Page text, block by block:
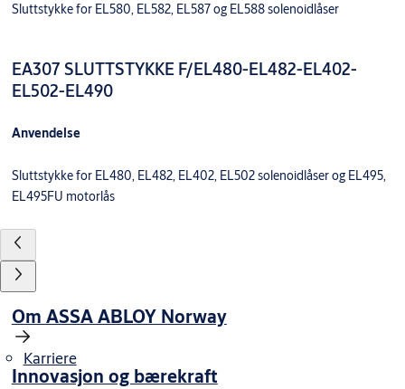
Sluttstykke for EL580, EL582, EL587 og EL588 solenoidlåser
EA307 SLUTTSTYKKE F/EL480-EL482-EL402-
EL502-EL490
Anvendelse
Sluttstykke for EL480, EL482, EL402, EL502 solenoidlåser og EL495,
EL495FU motorlås
Om ASSA ABLOY Norway
Karriere
Innovasjon og bærekraft